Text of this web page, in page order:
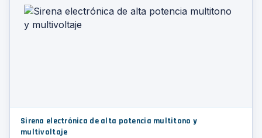
Sirena electrónica de alta potencia multitono y
multivoltaje